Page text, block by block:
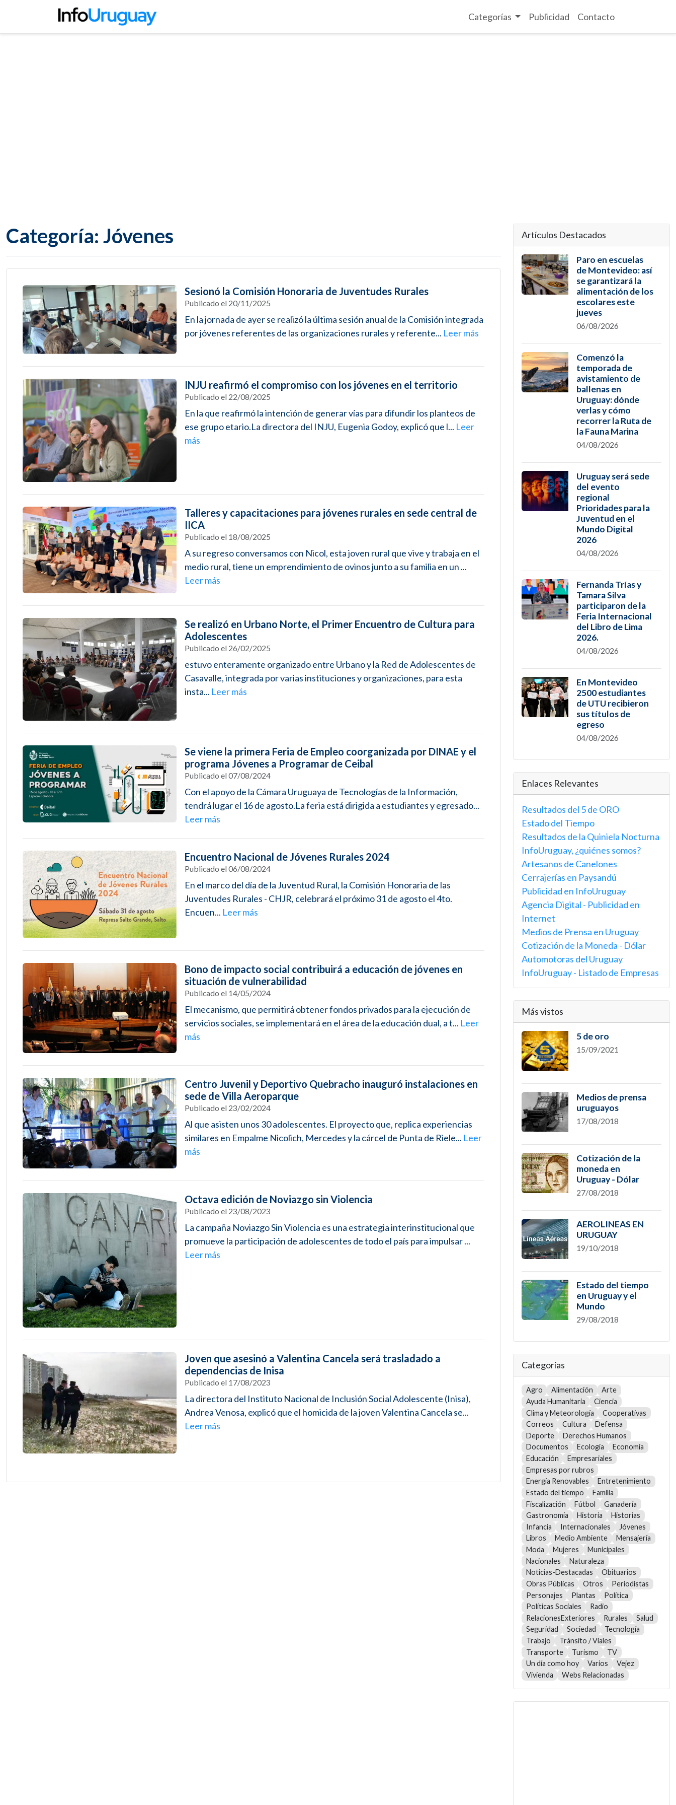
Categorías Publicidad Contacto
Categoría: Jóvenes
Sesionó la Comisión Honoraria de Juventudes Rurales
Publicado el 20/11/2025
En la jornada de ayer se realizó la última sesión anual de la Comisión integrada
por jóvenes referentes de las organizaciones rurales y referente... Leer más
INJU reafirmó el compromiso con los jóvenes en el territorio
Publicado el 22/08/2025
En la que reafirmó la intención de generar vías para difundir los planteos de
ese grupo etario.La directora del INJU, Eugenia Godoy, explicó que l... Leer
más
Talleres y capacitaciones para jóvenes rurales en sede central de
IICA
Publicado el 18/08/2025
A su regreso conversamos con Nicol, esta joven rural que vive y trabaja en el
medio rural, tiene un emprendimiento de ovinos junto a su familia en un ...
Leer más
Se realizó en Urbano Norte, el Primer Encuentro de Cultura para
Adolescentes
Publicado el 26/02/2025
estuvo enteramente organizado entre Urbano y la Red de Adolescentes de
Casavalle, integrada por varias instituciones y organizaciones, para esta
insta... Leer más
Se viene la primera Feria de Empleo coorganizada por DINAE y el
programa Jóvenes a Programar de Ceibal
Publicado el 07/08/2024
Con el apoyo de la Cámara Uruguaya de Tecnologías de la Información,
tendrá lugar el 16 de agosto.La feria está dirigida a estudiantes y egresado...
Leer más
Encuentro Nacional de Jóvenes Rurales 2024
Publicado el 06/08/2024
En el marco del día de la Juventud Rural, la Comisión Honoraria de las
Juventudes Rurales - CHJR, celebrará el próximo 31 de agosto el 4to.
Encuen... Leer más
Bono de impacto social contribuirá a educación de jóvenes en
situación de vulnerabilidad
Publicado el 14/05/2024
El mecanismo, que permitirá obtener fondos privados para la ejecución de
servicios sociales, se implementará en el área de la educación dual, a t... Leer
más
Centro Juvenil y Deportivo Quebracho inauguró instalaciones en
sede de Villa Aeroparque
Publicado el 23/02/2024
Al que asisten unos 30 adolescentes. El proyecto que, replica experiencias
similares en Empalme Nicolich, Mercedes y la cárcel de Punta de Riele... Leer
más
Octava edición de Noviazgo sin Violencia
Publicado el 23/08/2023
La campaña Noviazgo Sin Violencia es una estrategia interinstitucional que
promueve la participación de adolescentes de todo el país para impulsar ...
Leer más
Joven que asesinó a Valentina Cancela será trasladado a
dependencias de Inisa
Publicado el 17/08/2023
La directora del Instituto Nacional de Inclusión Social Adolescente (Inisa),
Andrea Venosa, explicó que el homicida de la joven Valentina Cancela se...
Leer más
Artículos Destacados
Paro en escuelas
de Montevideo: así
se garantizará la
alimentación de los
escolares este
jueves
06/08/2026
Comenzó la
temporada de
avistamiento de
ballenas en
Uruguay: dónde
verlas y cómo
recorrer la Ruta de
la Fauna Marina
04/08/2026
Uruguay será sede
del evento
regional
Prioridades para la
Juventud en el
Mundo Digital
2026
04/08/2026
Fernanda Trías y
Tamara Silva
participaron de la
Feria Internacional
del Libro de Lima
2026.
04/08/2026
En Montevideo
2500 estudiantes
de UTU recibieron
sus títulos de
egreso
04/08/2026
Enlaces Relevantes
Resultados del 5 de ORO
Estado del Tiempo
Resultados de la Quiniela Nocturna
InfoUruguay, ¿quiénes somos?
Artesanos de Canelones
Cerrajerías en Paysandú
Publicidad en InfoUruguay
Agencia Digital - Publicidad en
Internet
Medios de Prensa en Uruguay
Cotización de la Moneda - Dólar
Automotoras del Uruguay
InfoUruguay - Listado de Empresas
Más vistos
5 de oro
15/09/2021
Medios de prensa
uruguayos
17/08/2018
Cotización de la
moneda en
Uruguay - Dólar
27/08/2018
AEROLINEAS EN
URUGUAY
19/10/2018
Estado del tiempo
en Uruguay y el
Mundo
29/08/2018
Categorías
Agro Alimentación
Arte
Ayuda Humanitaria
Ciencia
Clima y Meteorología
Cooperativas
Correos
Cultura
Defensa
Deporte
Derechos Humanos
Documentos
Ecología
Economía
Educación
Empresariales
Empresas por rubros
Energía Renovables
Entretenimiento
Estado del tiempo
Familia
Fiscalización
Fútbol
Ganadería
Gastronomía
Historia
Historias
Infancia
Internacionales
Jóvenes
Libros
Medio Ambiente
Mensajería
Moda
Mujeres
Municipales
Nacionales
Naturaleza
Noticias-Destacadas
Obituarios
Obras Públicas
Otros
Periodistas
Personajes
Plantas
Política
Políticas Sociales
Radio
RelacionesExteriores
Rurales
Salud
Seguridad
Sociedad
Tecnología
Trabajo
Tránsito / Viales
Transporte
Turismo
TV
Un día como hoy
Varios
Vejez
Vivienda
Webs Relacionadas